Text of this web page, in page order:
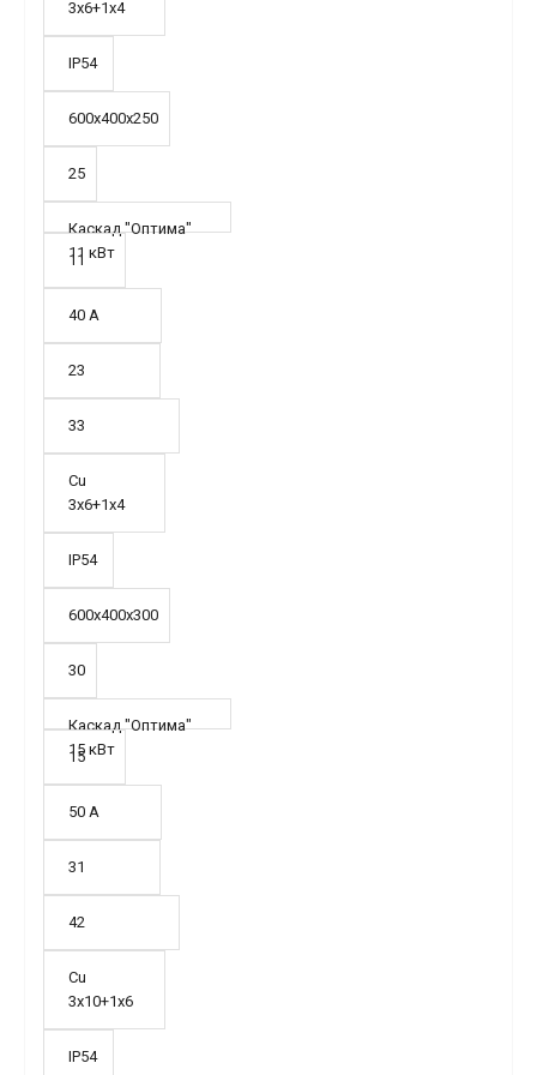
3х6+1х4
IP54
600х400х250
25
Каскад "Оптима"
11 кВт
11
40 А
23
33
Cu
3х6+1х4
IP54
600х400х300
30
Каскад "Оптима"
15 кВт
15
50 А
31
42
Cu
3х10+1х6
IP54